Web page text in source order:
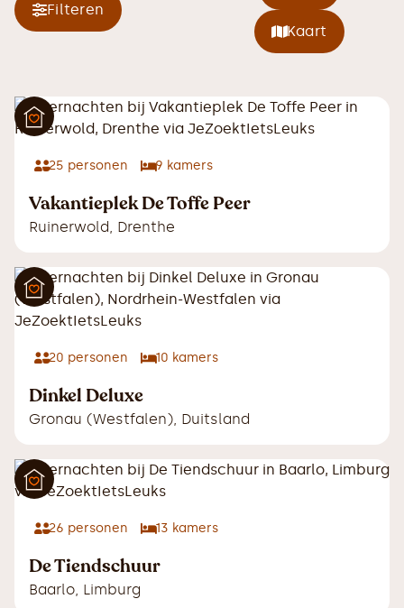
Filteren
Kaart
25 personen 9 kamers
Vakantieplek De Toffe Peer
Ruinerwold, Drenthe
20 personen 10 kamers
Dinkel Deluxe
Gronau (Westfalen), Duitsland
26 personen 13 kamers
De Tiendschuur
Baarlo, Limburg